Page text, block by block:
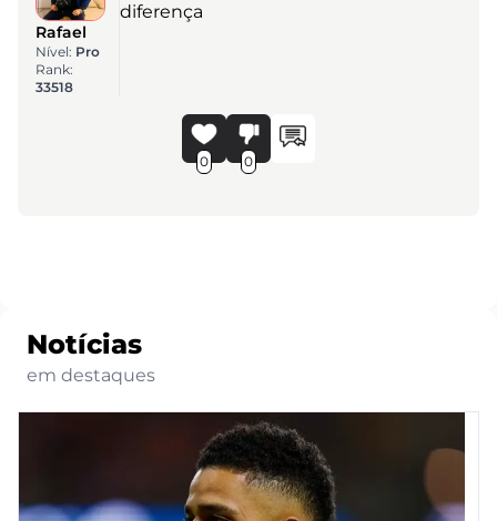
Rafael
Nível: Pro
Rank:
33518
diferença
0 0
Notícias
em destaques